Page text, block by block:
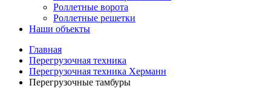
Роллетные ворота
Роллетные решетки
Наши объекты
Главная
Перегрузочная техника
Перегрузочная техника Херманн
Перегрузочные тамбуры